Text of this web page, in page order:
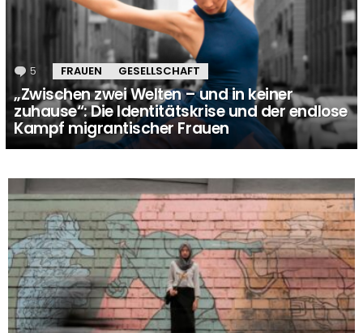
5 Kommentare
FRAUEN GESELLSCHAFT
„Zwischen zwei Welten – und in keiner
zuhause“: Die Identitätskrise und der endlose
Kampf migrantischer Frauen
MORE
STORIES